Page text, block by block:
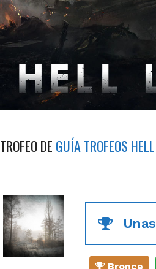
TROFEO DE GUÍA TROFEOS
Bronce